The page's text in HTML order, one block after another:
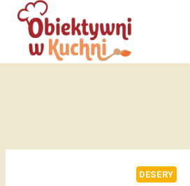
Przejdź
treści
DESERY